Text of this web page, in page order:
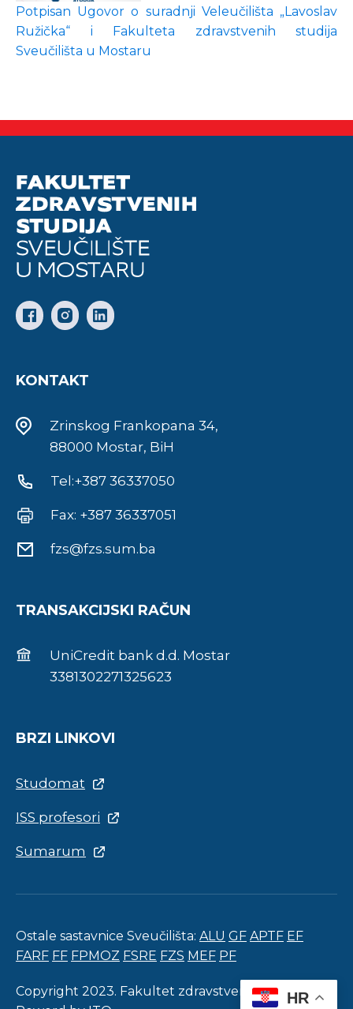
Potpisan Ugovor o suradnji Veleučilišta „Lavoslav
Ružička“ i Fakulteta zdravstvenih studija
Sveučilišta u Mostaru
KONTAKT
Zrinskog Frankopana 34,
88000 Mostar, BiH
Tel:+387 36337050
Fax: +387 36337051
fzs@fzs.sum.ba
TRANSAKCIJSKI RAČUN
UniCredit bank d.d. Mostar
3381302271325623
BRZI LINKOVI
Studomat
ISS profesori
Sumarum
Ostale sastavnice Sveučilišta: ALU GF APTF EF
FARF FF FPMOZ FSRE FZS MEF PF
Copyright 2023. Fakultet zdravstvenih studija.
HR